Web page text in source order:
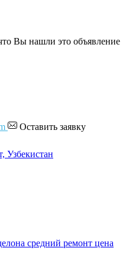
Вы нашли это объявление
Оставить заявку
средний ремонт цена